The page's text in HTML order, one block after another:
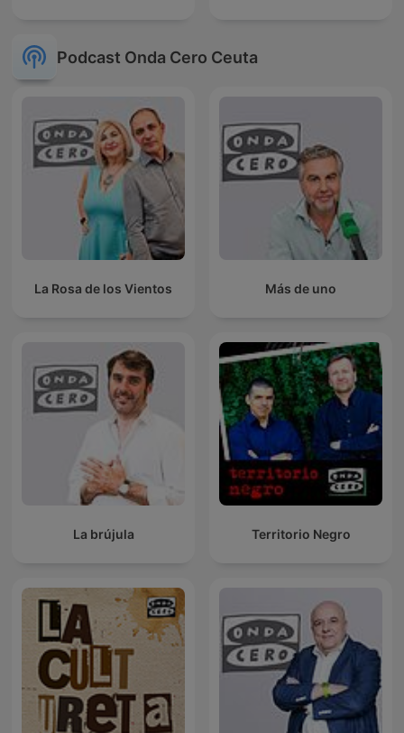
Podcast Onda Cero Ceuta
La Rosa de los Vientos Más de uno
La brújula Territorio Negro